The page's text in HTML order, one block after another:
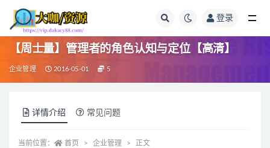
登录
【周士量】管理者的角色认知与定位【高清】
企业管理 2016-05-01 5
详情介绍 常见问题
当前位置： 首页 企业管理 正文
全部